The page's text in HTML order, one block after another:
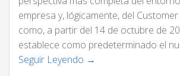
empresa y, lógicamente, del Customer
como, a partir del 14 de octubre de
establece como predeterminado el
Seguir Leyendo →